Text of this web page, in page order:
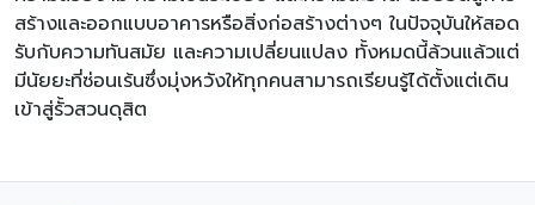
สร้างและออกแบบอาคารหรือสิ่งก่อสร้างต่างๆ ในปัจจุบันให้สอด
รับกับความทันสมัย และความเปลี่ยนแปลง ทั้งหมดนี้ล้วนแล้วแต่
มีนัยยะที่ซ่อนเร้นซึ่งมุ่งหวังให้ทุกคนสามารถเรียนรู้ได้ตั้งแต่เดิน
เข้าสู่รั้วสวนดุสิต